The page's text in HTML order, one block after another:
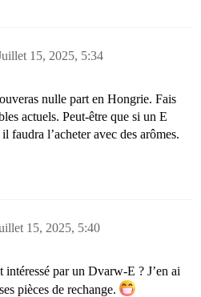
15, 2025, 5:34
nulle part en Hongrie. Fais
actuels. Peut-être que si un E
faudra l’acheter avec des arômes.
15, 2025, 5:40
intéressé par un Dvarw-E ? J’en ai
pièces de rechange.